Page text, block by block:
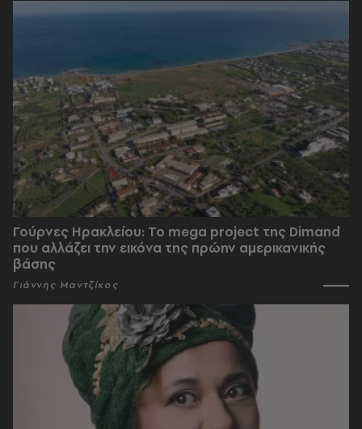
Γούρνες Ηρακλείου: To mega project της Dimand
που αλλάζει την εικόνα της πρώην αμερικανικής
βάσης
Γιάννης Μαντζίκος